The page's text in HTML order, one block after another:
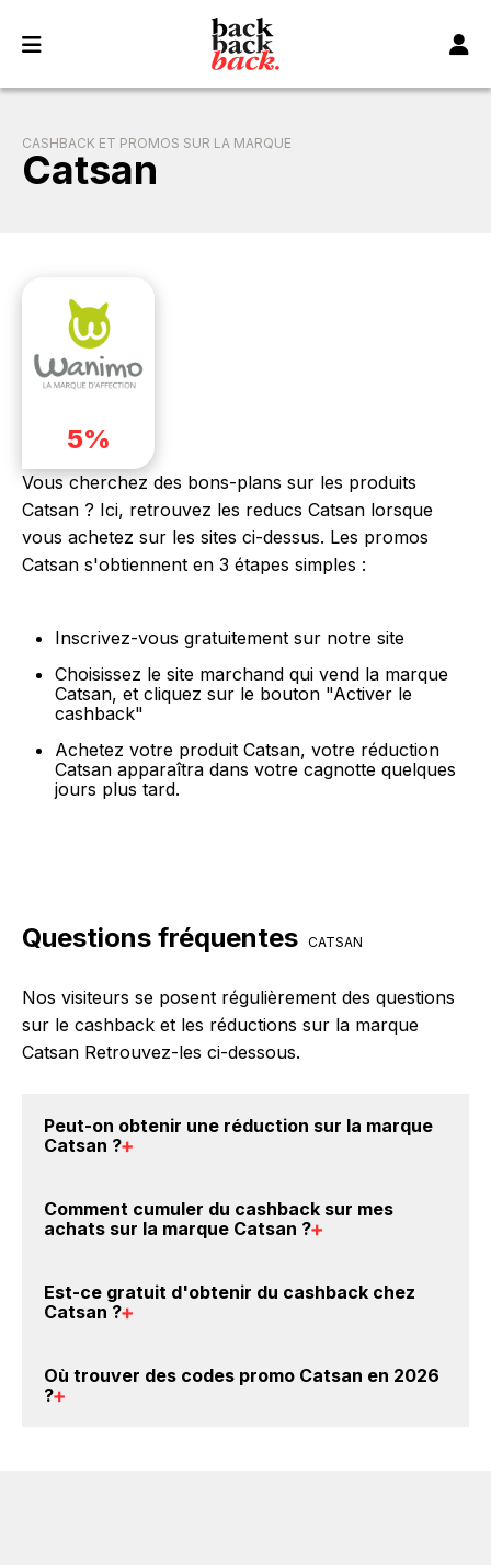
CASHBACK ET PROMOS SUR LA MARQUE
Catsan
5%
Vous cherchez des bons-plans sur les produits
Catsan ? Ici, retrouvez les reducs Catsan lorsque
vous achetez sur les sites ci-dessus. Les promos
Catsan s'obtiennent en 3 étapes simples :
Inscrivez-vous gratuitement sur notre site
Choisissez le site marchand qui vend la marque
Catsan, et cliquez sur le bouton "Activer le
cashback"
Achetez votre produit Catsan, votre réduction
Catsan apparaîtra dans votre cagnotte quelques
jours plus tard.
Questions fréquentes CATSAN
Nos visiteurs se posent régulièrement des questions
sur le cashback et les réductions sur la marque
Catsan Retrouvez-les ci-dessous.
Peut-on obtenir une réduction sur la marque
Catsan ?
crédités sur votre cagnotte BackBackBack lorsque
vous achetez des produits de la marque Catsan sur
compte de vos éventuels bonus.
Comment cumuler du cashback sur mes
achats sur la marque Catsan ?
Catsan : Créez votre compte sur BackBackBack et
dans votre cagnotte au plus tard 48h après votre
Est-ce gratuit d'obtenir du cashback chez
Catsan ?
compte gratuitement pour cumuler vos réductions
Où trouver des codes promo Catsan en 2026
?